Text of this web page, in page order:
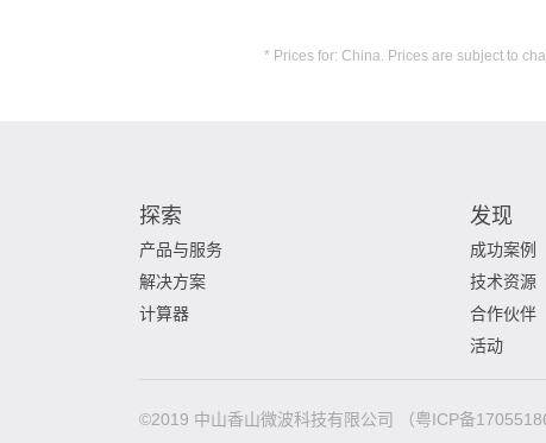
* Prices for: China. Prices are subject to
探索
产品与服务
解决方案
计算器
发现
成功案例
技术资源
合作伙伴
活动
©2019 中山香山微波科技有限公司 （粤ICP备